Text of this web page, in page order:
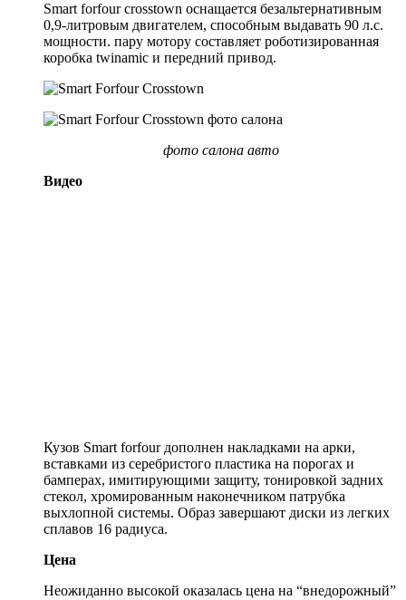
Smart forfour сrosstown оснащается безальтернативным
0,9-литровым двигателем, способным выдавать 90 л.с.
мощности. пару мотору составляет роботизированная
коробка twinamic и передний привод.
фото салона авто
Видео
Кузов Smart forfour дополнен накладками на арки,
вставками из серебристого пластика на порогах и
бамперах, имитирующими защиту, тонировкой задних
стекол, хромированным наконечником патрубка
выхлопной системы. Образ завершают диски из легких
сплавов 16 радиуса.
Цена
Неожиданно высокой оказалась цена на “внедорожный”